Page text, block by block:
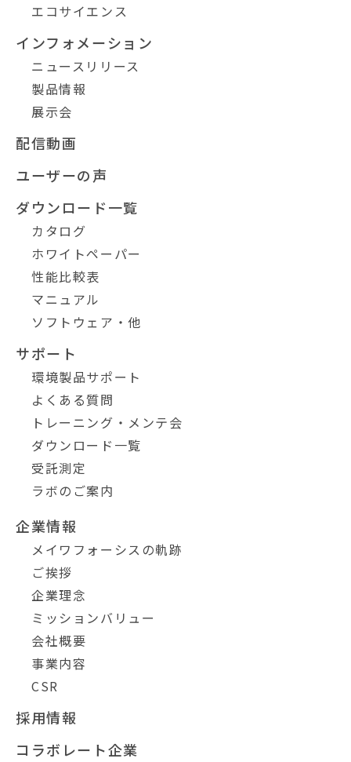
エコサイエンス
インフォメーション
ニュースリリース
製品情報
展示会
配信動画
ユーザーの声
ダウンロード一覧
カタログ
ホワイトペーパー
性能比較表
マニュアル
ソフトウェア・他
サポート
環境製品サポート
よくある質問
トレーニング・メンテ会
ダウンロード一覧
受託測定
ラボのご案内
企業情報
メイワフォーシスの軌跡
ご挨拶
企業理念
ミッションバリュー
会社概要
事業内容
CSR
採用情報
コラボレート企業